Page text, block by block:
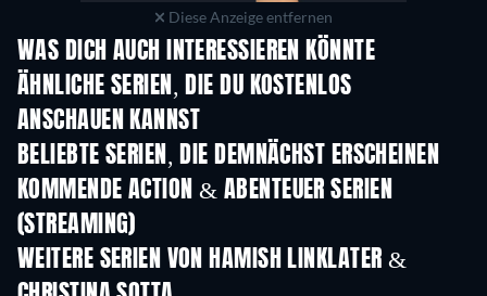
Diese Anzeige entfernen
WAS DICH AUCH INTERESSIEREN KÖNNTE
Serie Serie
ÄHNLICHE SERIEN, DIE DU KOSTENLOS
ANSCHAUEN KANNST
Serie
BELIEBTE SERIEN, DIE DEMNÄCHST ERSCHEINEN
Serie Serie
KOMMENDE ACTION & ABENTEUER SERIEN
(STREAMING)Staffel 2
WEITERE SERIEN VON HAMISH LINKLATER &